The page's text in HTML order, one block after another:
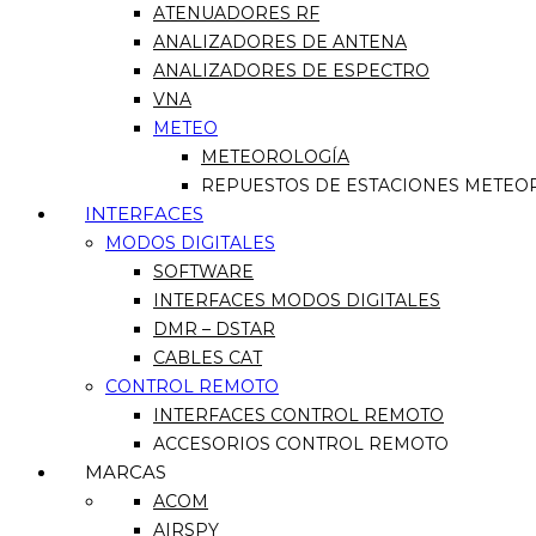
ATENUADORES RF
ANALIZADORES DE ANTENA
ANALIZADORES DE ESPECTRO
VNA
METEO
METEOROLOGÍA
REPUESTOS DE ESTACIONES
INTERFACES
MODOS DIGITALES
SOFTWARE
INTERFACES MODOS DIGITALES
DMR – DSTAR
CABLES CAT
CONTROL REMOTO
INTERFACES CONTROL REMOTO
ACCESORIOS CONTROL REMOTO
MARCAS
ACOM
AIRSPY